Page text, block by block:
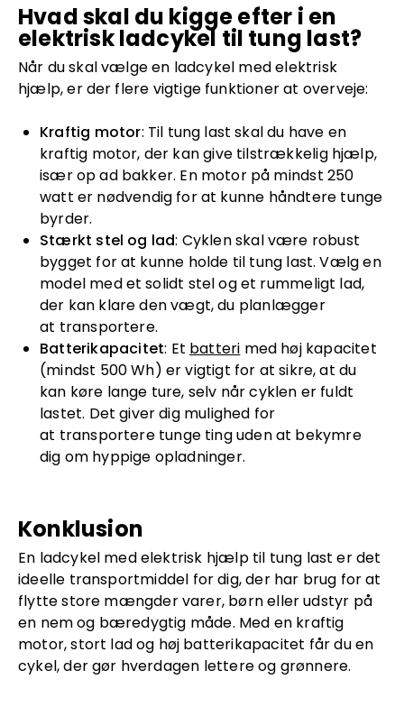
Hvad skal du kigge efter i en
elektrisk ladcykel til tung last?
Når du skal vælge en ladcykel med elektrisk
hjælp, er der flere vigtige funktioner at overveje:
Kraftig motor: Til tung last skal du have en
kraftig motor, der kan give tilstrækkelig hjælp,
især op ad bakker. En motor på mindst 250
watt er nødvendig for at kunne håndtere tunge
byrder.
Stærkt stel og lad: Cyklen skal være robust
bygget for at kunne holde til tung last. Vælg en
model med et solidt stel og et rummeligt lad,
der kan klare den vægt, du planlægger
at transportere.
Batterikapacitet: Et batteri med høj kapacitet
(mindst 500 Wh) er vigtigt for at sikre, at du
kan køre lange ture, selv når cyklen er fuldt
lastet. Det giver dig mulighed for
at transportere tunge ting uden at bekymre
dig om hyppige opladninger.
Konklusion
En ladcykel med elektrisk hjælp til tung last er det
ideelle transportmiddel for dig, der har brug for at
flytte store mængder varer, børn eller udstyr på
en nem og bæredygtig måde. Med en kraftig
motor, stort lad og høj batterikapacitet får du en
cykel, der gør hverdagen lettere og grønnere.